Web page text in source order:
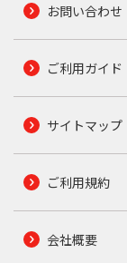
お問い合わせ
ご利用ガイド
サイトマップ
ご利用規約
会社概要